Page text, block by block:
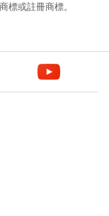
標或註冊商標。